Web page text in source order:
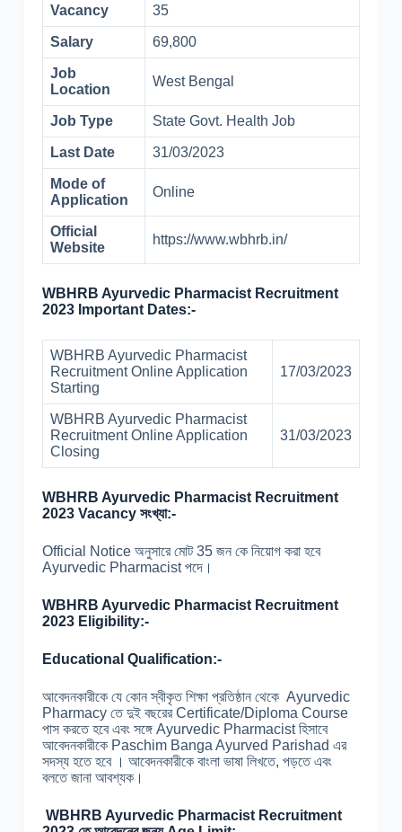
Vacancy 35
Salary 69,800
Job
Location
West Bengal
Job Type State Govt. Health Job
Last Date 31/03/2023
Mode of
Application
Online
Official
Website
https://www.wbhrb.in/
WBHRB Ayurvedic Pharmacist Recruitment
2023 Important Dates:-
WBHRB Ayurvedic Pharmacist
Recruitment Online Application
Starting
17/03/2023
WBHRB Ayurvedic Pharmacist
Recruitment Online Application
Closing
31/03/2023
WBHRB Ayurvedic Pharmacist Recruitment
2023 Vacancy সংখ্যা:-
Official Notice অনুসারে মোট 35 জন কে নিয়োগ করা হবে
Ayurvedic Pharmacist পদে।
WBHRB Ayurvedic Pharmacist Recruitment
2023 Eligibility:-
Educational Qualification:-
আবেদনকারীকে যে কোন স্বীকৃত শিক্ষা প্রতিষ্ঠান থেকে Ayurvedic
Pharmacy তে দুই বছরের Certificate/Diploma Course
পাস করতে হবে এবং সঙ্গে Ayurvedic Pharmacist হিসাবে
আবেদনকারীকে Paschim Banga Ayurved Parishad এর
সদস্য হতে হবে । আবেদনকারীকে বাংলা ভাষা লিখতে, পড়তে এবং
বলতে জানা আবশ্যক।
WBHRB Ayurvedic Pharmacist Recruitment